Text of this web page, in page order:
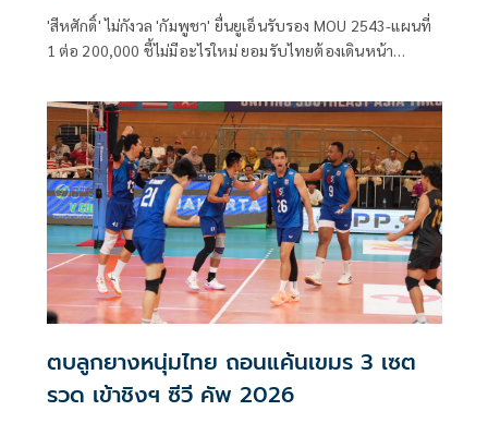
'สีหศักดิ์' ไม่กังวล 'กัมพูชา' ยื่นยูเอ็นรับรอง MOU 2543-แผนที่
1 ต่อ 200,000​ ชี้ไม่มีอะไรใหม่ ยอมรับไทยต้องเดินหน้า
ระวังตกเป็นเครื่องมือเขมร​
ตบลูกยางหนุ่มไทย ถอนแค้นเขมร 3 เซต
รวด เข้าชิงฯ ซีวี คัพ 2026